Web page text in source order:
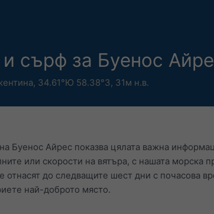
сърф за Буенос
, 34.61°Ю 58.38°З, 31м н.в.
Буенос Айрес показва цялата важна
или скорости на вятъра, с нашата
отнасят до следващите шест дни с почасова
най-доброто място.